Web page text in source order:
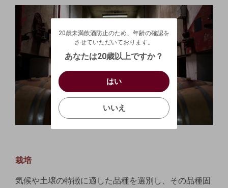
お買い物を続ける カートへ進む
栽培
気候や土壌の特徴に適した品種を選別し、その品種固
20歳未満飲酒防止のため、年齢の確認を
させていただいております。
あなたは20歳以上ですか？
はい
いいえ
20歳未満飲酒防止のため、年齢の確認を
生年月日を入力してください。
西暦
/
確認する
ログアウトします。よろしいですか？